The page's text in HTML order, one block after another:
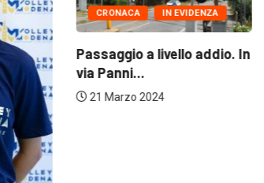
CRONACA IN EVIDENZA
Passaggio a livello addio. In
via Panni...
21 Marzo 2024